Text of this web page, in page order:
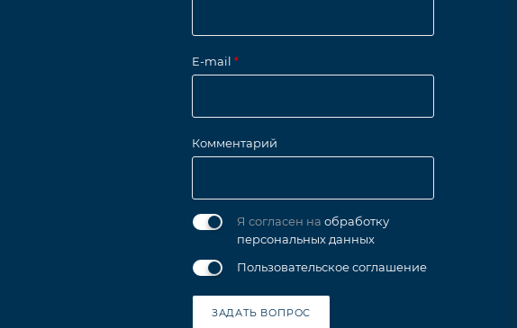
E-mail *
Комментарий
Я согласен на обработку
персональных данных
Пользовательское соглашение
ЗАДАТЬ ВОПРОС